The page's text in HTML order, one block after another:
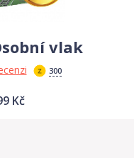
vlak
300
Kč